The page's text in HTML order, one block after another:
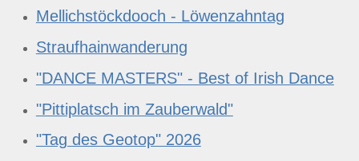
Mellichstöckdooch - Löwenzahntag
Straufhainwanderung
"DANCE MASTERS" - Best of Irish Dance
"Pittiplatsch im Zauberwald"
"Tag des Geotop" 2026